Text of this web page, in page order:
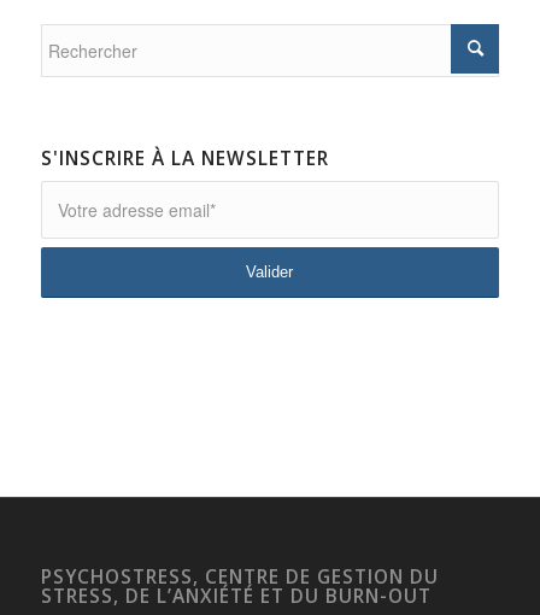
S'INSCRIRE À LA NEWSLETTER
PSYCHOSTRESS, CENTRE DE GESTION DU
STRESS, DE L’ANXIÉTÉ ET DU BURN-OUT